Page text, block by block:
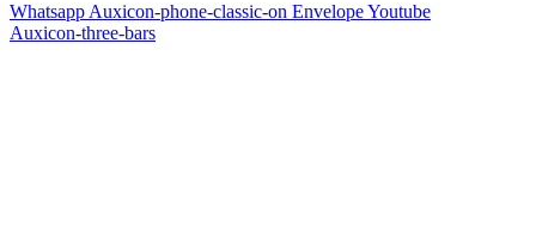
Whatsapp Auxicon-phone-classic-on EnvelopeYoutube
Auxicon-three-bars